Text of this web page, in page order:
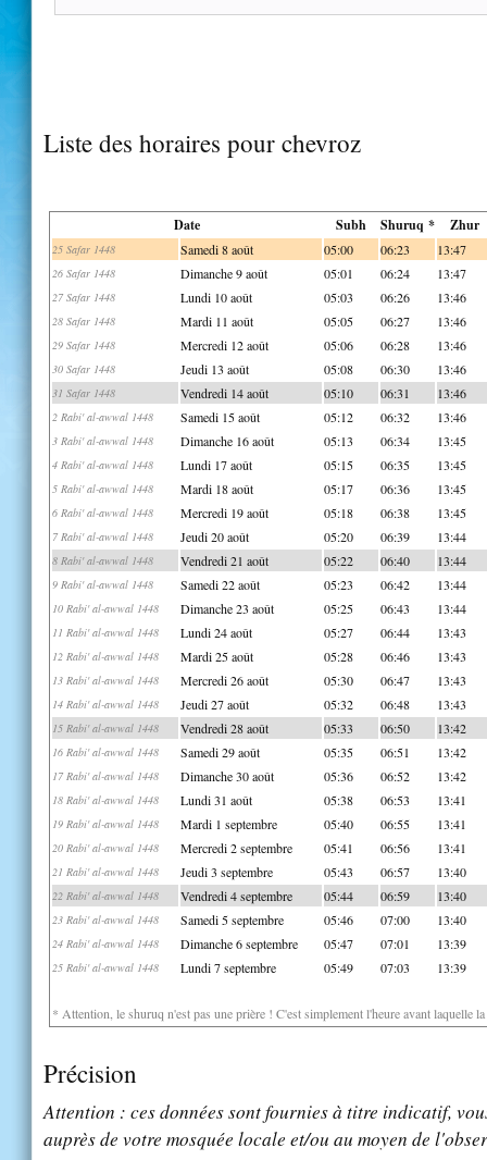
Liste des horaires pour chevroz
Date Subh Shuruq * Zhur
25 Safar 1448 Samedi 8 août 05:00 06:23 13:47
26 Safar 1448 Dimanche 9 août 05:01 06:24 13:47
27 Safar 1448 Lundi 10 août 05:03 06:26 13:46
28 Safar 1448 Mardi 11 août 05:05 06:27 13:46
29 Safar 1448 Mercredi 12 août 05:06 06:28 13:46
30 Safar 1448 Jeudi 13 août 05:08 06:30 13:46
31 Safar 1448 Vendredi 14 août 05:10 06:31 13:46
2 Rabi' al-awwal 1448 Samedi 15 août 05:12 06:32 13:46
3 Rabi' al-awwal 1448 Dimanche 16 août 05:13 06:34 13:45
4 Rabi' al-awwal 1448 Lundi 17 août 05:15 06:35 13:45
5 Rabi' al-awwal 1448 Mardi 18 août 05:17 06:36 13:45
6 Rabi' al-awwal 1448 Mercredi 19 août 05:18 06:38 13:45
7 Rabi' al-awwal 1448 Jeudi 20 août 05:20 06:39 13:44
8 Rabi' al-awwal 1448 Vendredi 21 août 05:22 06:40 13:44
9 Rabi' al-awwal 1448 Samedi 22 août 05:23 06:42 13:44
10 Rabi' al-awwal 1448 Dimanche 23 août 05:25 06:43 13:44
11 Rabi' al-awwal 1448 Lundi 24 août 05:27 06:44 13:43
12 Rabi' al-awwal 1448 Mardi 25 août 05:28 06:46 13:43
13 Rabi' al-awwal 1448 Mercredi 26 août 05:30 06:47 13:43
14 Rabi' al-awwal 1448 Jeudi 27 août 05:32 06:48 13:43
15 Rabi' al-awwal 1448 Vendredi 28 août 05:33 06:50 13:42
16 Rabi' al-awwal 1448 Samedi 29 août 05:35 06:51 13:42
17 Rabi' al-awwal 1448 Dimanche 30 août 05:36 06:52 13:42
18 Rabi' al-awwal 1448 Lundi 31 août 05:38 06:53 13:41
19 Rabi' al-awwal 1448 Mardi 1 septembre 05:40 06:55 13:41
20 Rabi' al-awwal 1448 Mercredi 2 septembre 05:41 06:56 13:41
21 Rabi' al-awwal 1448 Jeudi 3 septembre 05:43 06:57 13:40
22 Rabi' al-awwal 1448 Vendredi 4 septembre 05:44 06:59 13:40
23 Rabi' al-awwal 1448 Samedi 5 septembre 05:46 07:00 13:40
24 Rabi' al-awwal 1448 Dimanche 6 septembre 05:47 07:01 13:39
25 Rabi' al-awwal 1448 Lundi 7 septembre 05:49 07:03 13:39
* Attention, le shuruq n'est pas une prière ! C'est simplement l'heure avant laquelle
Précision
Attention : ces données sont fournies à titre indicatif,
auprès de votre mosquée locale et/ou au moyen de